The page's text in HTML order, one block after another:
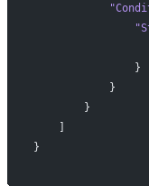
                }
            }
        }
    ]
}